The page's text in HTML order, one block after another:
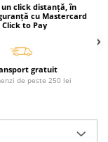
click distanță, în
cu Mastercard
Click to Pay
gratuit
de peste 250 lei